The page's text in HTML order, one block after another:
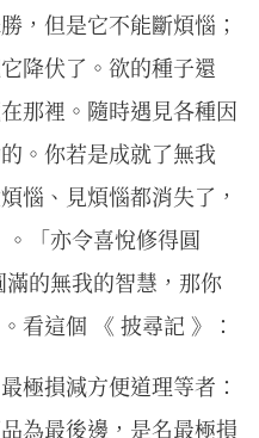
，但是它不能斷煩惱；
降伏了。欲的種子還
那裡。隨時遇見各種因
。你若是成就了無我
惱、見煩惱都消失了，
「亦令喜悅修得圓
的無我的智慧，那你
看這個 《 披尋記 》：
極損減方便道理等者：
為最後邊，是名最極損